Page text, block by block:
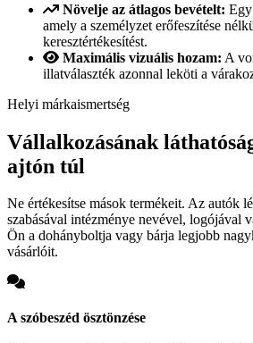
Növelje az átlagos bevételt:
amely a személyzet erőfeszítése
keresztértékesítést.
Maximális vizuális hozam: A
illatválaszték azonnal leköti a
Helyi márkaismertség
Vállalkozásának
ajtón túl
Ne értékesítse mások termékeit. Az autók
szabásával intézménye nevével, logójával
Ön a dohányboltja vagy bárja legjobb
vásárlóit.
A szóbeszéd ösztönzése